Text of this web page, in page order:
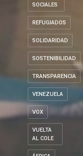
SOCIALES
REFUGIADOS
SOLIDARIDAD
SOSTENIBILIDAD
TRANSPARENCIA
VENEZUELA
VOX
VUELTA
AL COLE